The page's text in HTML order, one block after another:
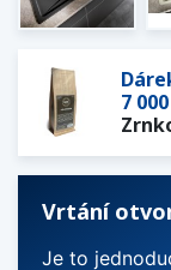
7
Vrtání
Je to